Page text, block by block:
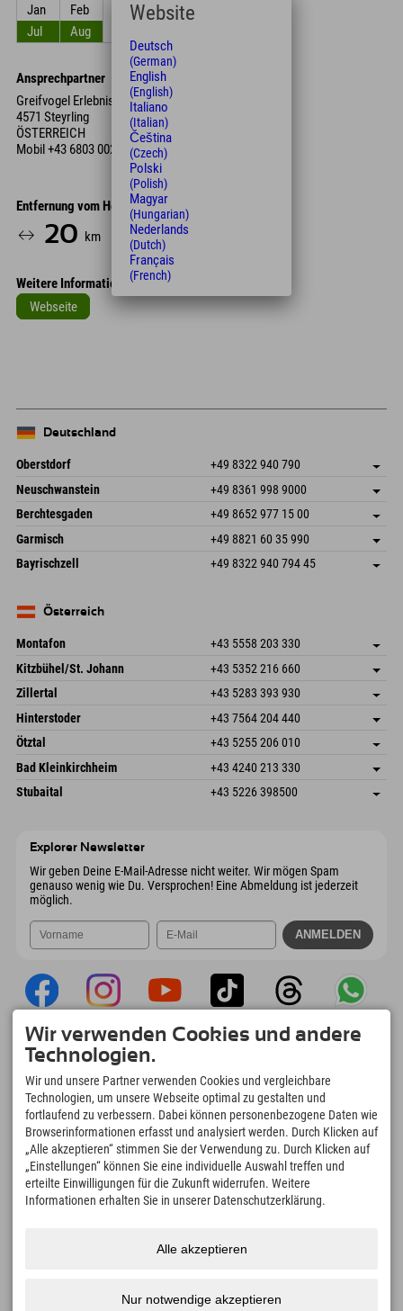
Jan
Feb Mrz Apr
Jul
Aug
Ansprechpartner
Greifvogel Erlebnis Brunnental
4571 Steyrling
ÖSTERREICH
Mobil +43 6803 002 575
Entfernung vom Hotel
20 km 22 Min.
Weitere Informationen
Webseite
Deutschland
Oberstdorf +49 8322 940 790
An der Breitach 3
87538 Fischen I. Allgäu
Deutschland
Adresse speichern
Anreiseinfos
Buchen
Neuschwanstein +49 8361 998 9000
An der Riese 45
87484 Nesselwang im Allgäu
Deutschland
Adresse speichern
Buchen
Berchtesgaden +49 8652 977 15 00
Hofreitstr. 7
83471 Schönau am Königssee
Deutschland
Adresse speichern
Anreiseinfos
Buchen
Garmisch +49 8821 60 35 990
Frickenstraße 22
82490 Farchant
Adresse speichern
Bayrischzell +49 8322 940 794 45
Deutschland
Österreich
Montafon +43 5558 203 330
Dorfstr. 127b
6793 Gaschurn/Montafon
Österreich
Adresse speichern
Anreiseinfos
Buchen
Kitzbühel/St. Johann +43 5352 216 660
Speckbacherstraße 87
Österreich
Adresse speichern
Buchen
Zillertal +43 5283 393 930
Schmiedau 2
6272 Kaltenbach im Zillertal
Österreich
Adresse speichern
Anreiseinfos
Buchen
Hinterstoder +43 7564 204 440
Freizeitpark 10
Österreich
Adresse speichern
Buchen
Ötztal +43 5255 206 010
Gscheat 14
6441 Umhausen
Österreich
Adresse speichern
Anreiseinfos
Buchen
Bad Kleinkirchheim +43 4240 213 330
Dorfstraße 24
Adresse speichern
Stubaital +43 5226 398500
Explorer Newsletter
Wir geben Deine E-Mail-Adresse nicht weiter. Wir mögen Spam
genauso wenig wie Du. Versprochen! Eine Abmeldung ist jederzeit
möglich.
Explorer App
Upload Deiner #ExplorerMoments, Mein
Explorer To Go mit Buchungsübersicht,
Bucketlist, Restaurantübersicht uvm. Jetzt
downloaden!
Zeit für Explorer Moments
166
Bergseen und Erlebnisbäder
4.634km
Pisten zum Skifahren und
97
Wir verwenden Cookies und andere
Technologien.
Wir und unsere Partner verwenden Cookies und vergleichbare
Technologien, um unsere Webseite optimal zu gestalten und
fortlaufend zu verbessern. Dabei können personenbezogene Daten wie
Browserinformationen erfasst und analysiert werden. Durch Klicken auf
„Alle akzeptieren“ stimmen Sie der Verwendung zu. Durch Klicken auf
„Einstellungen“ können Sie eine individuelle Auswahl treffen und
erteilte Einwilligungen für die Zukunft widerrufen. Weitere
Informationen erhalten Sie in unserer Datenschutzerklärung.
Alle akzeptieren
Nur notwendige akzeptieren
Website
Deutsch
(German)
English
(English)
Italiano
(Italian)
Čeština
(Czech)
Polski
(Polish)
Magyar
(Hungarian)
Nederlands
(Dutch)
Français
(French)